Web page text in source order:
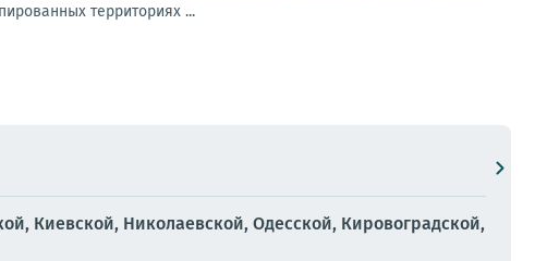
территориях ...
Киевской, Николаевской, Одесской, Кировоградской,